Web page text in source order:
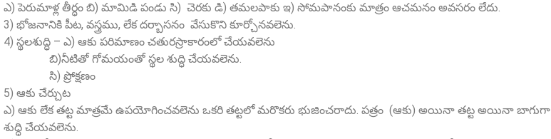
ఎ) పెరుమాళ్ల తీర్ధం బి) మామిడి పండు సి) చెరకు డి) తమలపాకు ఇ) సోమపానంకు మాత్రం ఆచమనం అవసరం లేదు.
3) భోజనానికి పీట, వస్త్రము, లేక దర్బాసనం వేసుకొని కూర్చోనవలెను.
4) స్థలశుద్ధి – ఎ) ఆకు పరిమాణం చతురస్రాకారంలో చేయవలెను
బి)నీటితో గోమయంతో స్థల శుద్ధి చేయవలెను.
సి) ప్రోక్షణం
5) ఆకు చేర్చుట
ఎ) ఆకు లేక తట్ట మాత్రమే ఉపయోగించవలెను ఒకరి తట్టలో మరొకరు భుజించరాదు. పత్రం (ఆకు) అయినా తట్ట అయినా బాగుగా
శుద్ధి చేయవలెను.